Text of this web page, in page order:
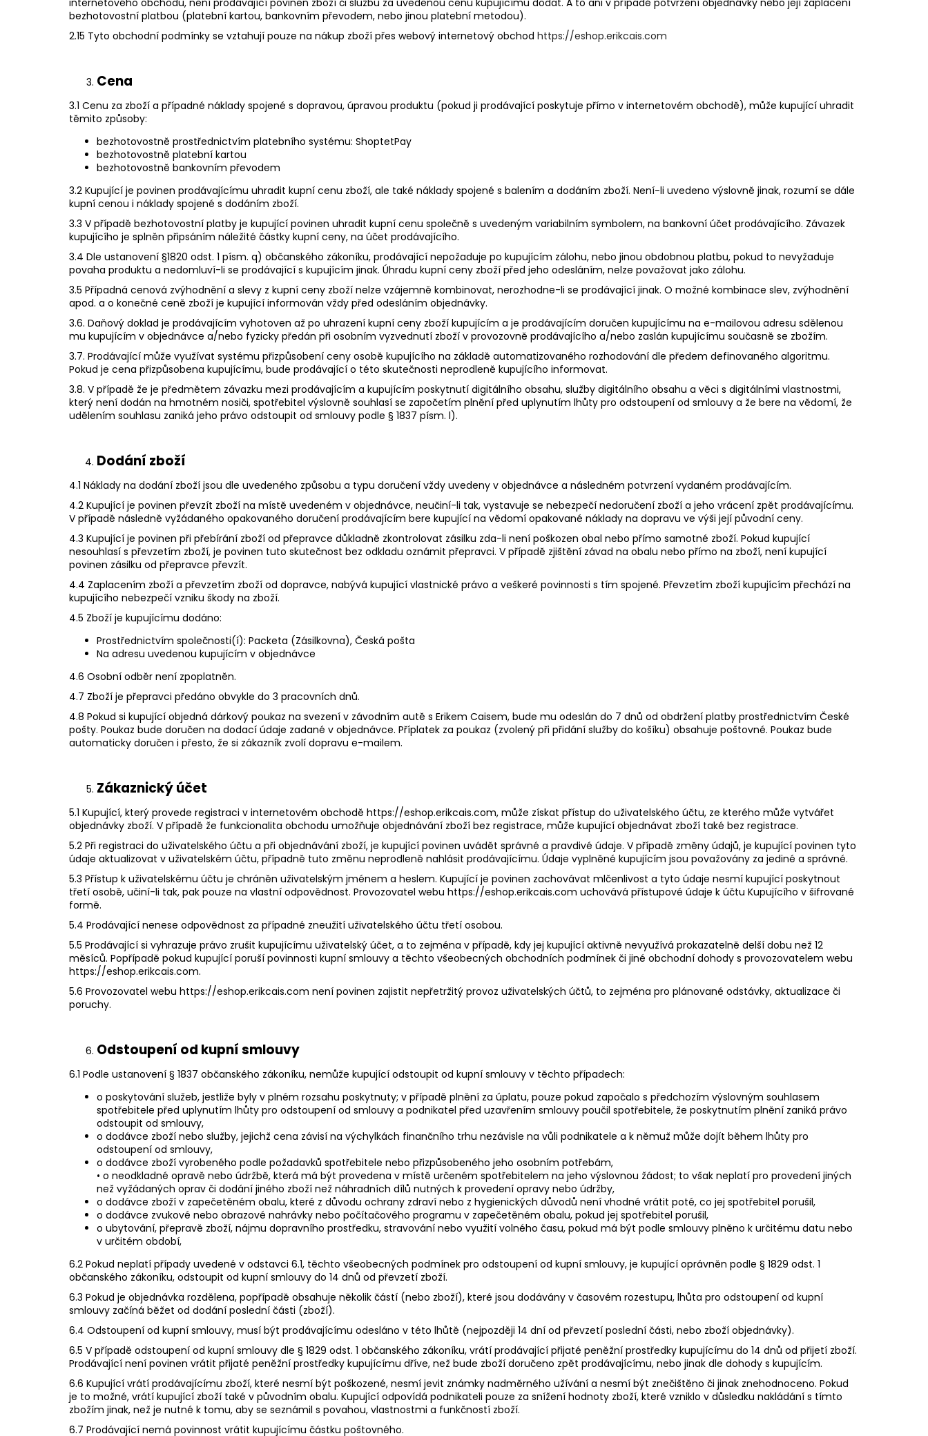
bezhotovostní platbou (platební kartou, bankovním převodem, nebo jinou platební metodou).
2.15 Tyto obchodní podmínky se vztahují pouze na nákup zboží přes webový internetový obchod https://eshop.erikcais.com
Cena
3.1 Cenu za zboží a případné náklady spojené s dopravou, úpravou produktu (pokud ji prodávající poskytuje přímo v internetovém obchodě), může kupující uhradit
těmito způsoby:
bezhotovostně prostřednictvím platebního systému:​ ShoptetPay
bezhotovostně platební kartou
bezhotovostně bankovním převodem
3.2 Kupující je povinen prodávajícímu uhradit kupní cenu zboží, ale také náklady spojené s balením a dodáním zboží. Není-li uvedeno výslovně jinak, rozumí se dále
kupní cenou i náklady spojené s dodáním zboží.
3.3 V případě bezhotovostní platby je kupující povinen uhradit kupní cenu společně s uvedeným variabilním symbolem, na bankovní účet prodávajícího. Závazek
kupujícího je splněn připsáním náležité částky kupní ceny, na účet prodávajícího.
3.4 Dle ustanovení §1820 odst. 1 písm. q) občanského zákoníku, prodávající nepožaduje po kupujícím zálohu, nebo jinou obdobnou platbu, pokud to nevyžaduje
povaha produktu a nedomluví-li se prodávající s kupujícím jinak. Úhradu kupní ceny zboží před jeho odesláním, nelze považovat jako zálohu.
3.5 Případná cenová zvýhodnění a slevy z kupní ceny zboží nelze vzájemně kombinovat, nerozhodne-li se prodávající jinak. O možné kombinace slev, zvýhodnění
apod. a o konečné ceně zboží je kupující informován vždy před odesláním objednávky.
3.6. Daňový doklad je prodávajícím vyhotoven až po uhrazení kupní ceny zboží kupujícím a je prodávajícím doručen kupujícímu na e-mailovou adresu sdělenou
mu kupujícím v objednávce a/nebo fyzicky předán při osobním vyzvednutí zboží v provozovně prodávajícího a/nebo zaslán kupujícímu současně se zbožím.
3.7. Prodávající může využívat systému přizpůsobení ceny osobě kupujícího na základě automatizovaného rozhodování dle předem definovaného algoritmu.
Pokud je cena přizpůsobena kupujícímu, bude prodávající o této skutečnosti neprodleně kupujícího informovat.
3.8. V případě že je předmětem závazku mezi prodávajícím a kupujícím poskytnutí digitálního obsahu, služby digitálního obsahu a věci s digitálními vlastnostmi,
který není dodán na hmotném nosiči, spotřebitel výslovně souhlasí se započetím plnění před uplynutím lhůty pro odstoupení od smlouvy a že bere na vědomí, že
udělením souhlasu zaniká jeho právo odstoupit od smlouvy podle § 1837 písm. l).
Dodání zboží
4.1 Náklady na dodání zboží jsou dle uvedeného způsobu a typu doručení vždy uvedeny v objednávce a následném potvrzení vydaném prodávajícím.
4.2 Kupující je povinen převzít zboží na místě uvedeném v objednávce, neučiní-li tak, vystavuje se nebezpečí nedoručení zboží a jeho vrácení zpět prodávajícímu.
V případě následně vyžádaného opakovaného doručení prodávajícím bere kupující na vědomí opakované náklady na dopravu ve výši její původní ceny.
4.3 Kupující je povinen při přebírání zboží od přepravce důkladně zkontrolovat zásilku zda-li není poškozen obal nebo přímo samotné zboží. Pokud kupující
nesouhlasí s převzetím zboží, je povinen tuto skutečnost bez odkladu oznámit přepravci. V případě zjištění závad na obalu nebo přímo na zboží, není kupující
povinen zásilku od přepravce převzít.
4.4 Zaplacením zboží a převzetím zboží od dopravce, nabývá kupující vlastnické právo a veškeré povinnosti s tím spojené. Převzetím zboží kupujícím přechází na
kupujícího nebezpečí vzniku škody na zboží.
4.5 Zboží je kupujícímu dodáno:
Prostřednictvím společnosti(í):​ Packeta (Zásilkovna), Česká pošta
Na adresu uvedenou kupujícím v objednávce
4.6 ​Osobní odběr není zpoplatněn.
4.7 Zboží je přepravci předáno obvykle do ​3 ​pracovních dnů.
4.8 Pokud si kupující objedná dárkový poukaz na svezení v závodním autě s Erikem Caisem, bude mu odeslán do 7 dnů od obdržení platby prostřednictvím České
pošty. Poukaz bude doručen na dodací údaje zadané v objednávce. Příplatek za poukaz (zvolený při přidání služby do košíku) obsahuje poštovné. Poukaz bude
automaticky doručen i přesto, že si zákazník zvolí dopravu e-mailem.
Zákaznický účet
5.1 Kupující, který provede registraci v internetovém obchodě ​https://eshop.erikcais.com​, může získat přístup do uživatelského účtu, ze kterého může vytvářet
objednávky zboží. V případě že funkcionalita obchodu umožňuje objednávání zboží bez registrace, může kupující objednávat zboží také bez registrace.
5.2 Při registraci do uživatelského účtu a při objednávání zboží, je kupující povinen uvádět správné a pravdivé údaje. V případě změny údajů, je kupující povinen tyto
údaje aktualizovat v uživatelském účtu, případně tuto změnu neprodleně nahlásit prodávajícímu. Údaje vyplněné kupujícím jsou považovány za jediné a správné.
5.3 Přístup k uživatelskému účtu je chráněn uživatelským jménem a heslem. Kupující je povinen zachovávat mlčenlivost a tyto údaje nesmí kupující poskytnout
třetí osobě, učiní-li tak, pak pouze na vlastní odpovědnost. Provozovatel webu https://eshop.erikcais.com​ uchovává přístupové údaje k účtu Kupujícího v šifrované
formě.
5.4 Prodávající nenese odpovědnost za případné zneužití uživatelského účtu třetí osobou.
5.5 Prodávající si vyhrazuje právo zrušit kupujícímu uživatelský účet, a to zejména v případě, kdy jej kupující aktivně nevyužívá prokazatelně delší dobu než 12
měsíců. Popřípadě pokud kupující poruší povinnosti kupní smlouvy a těchto všeobecných obchodních podmínek či jiné obchodní dohody s provozovatelem webu
https://eshop.erikcais.com.
5.6 Provozovatel webu ​https://eshop.erikcais.com​ není povinen zajistit nepřetržitý provoz uživatelských účtů, to zejména pro plánované odstávky, aktualizace či
poruchy.
Odstoupení od kupní smlouvy
6.1 Podle ustanovení § 1837 občanského zákoníku, nemůže kupující odstoupit od kupní smlouvy v těchto případech:
o poskytování služeb, jestliže byly v plném rozsahu poskytnuty; v případě plnění za úplatu, pouze pokud započalo s předchozím výslovným souhlasem
spotřebitele před uplynutím lhůty pro odstoupení od smlouvy a podnikatel před uzavřením smlouvy poučil spotřebitele, že poskytnutím plnění zaniká právo
odstoupit od smlouvy,
o dodávce zboží nebo služby, jejichž cena závisí na výchylkách finančního trhu nezávisle na vůli podnikatele a k němuž může dojít během lhůty pro
odstoupení od smlouvy,
o dodávce zboží vyrobeného podle požadavků spotřebitele nebo přizpůsobeného jeho osobním potřebám,
• o neodkladné opravě nebo údržbě, která má být provedena v místě určeném spotřebitelem na jeho výslovnou žádost; to však neplatí pro provedení jiných
než vyžádaných oprav či dodání jiného zboží než náhradních dílů nutných k provedení opravy nebo údržby,
o dodávce zboží v zapečetěném obalu, které z důvodu ochrany zdraví nebo z hygienických důvodů není vhodné vrátit poté, co jej spotřebitel porušil,
o dodávce zvukové nebo obrazové nahrávky nebo počítačového programu v zapečetěném obalu, pokud jej spotřebitel porušil,
o ubytování, přepravě zboží, nájmu dopravního prostředku, stravování nebo využití volného času, pokud má být podle smlouvy plněno k určitému datu nebo
v určitém období,
6.2 Pokud neplatí případy uvedené v odstavci 6.1, těchto všeobecných podmínek pro odstoupení od kupní smlouvy, je kupující oprávněn podle § 1829 odst. 1
občanského zákoníku, odstoupit od kupní smlouvy do 14 dnů od převzetí zboží.
6.3 Pokud je objednávka rozdělena, popřípadě obsahuje několik částí (nebo zboží), které jsou dodávány v časovém rozestupu, lhůta pro odstoupení od kupní
smlouvy začíná běžet od dodání poslední části (zboží).
6.4 Odstoupení od kupní smlouvy, musí být prodávajícímu odesláno v této lhůtě (nejpozději 14 dní od převzetí poslední části, nebo zboží objednávky).
6.5 V případě odstoupení od kupní smlouvy dle § 1829 odst. 1 občanského zákoníku, vrátí prodávající přijaté peněžní prostředky kupujícímu do ​14 dnů ​od přijetí zboží.
Prodávající není povinen vrátit přijaté peněžní prostředky kupujícímu dříve, než bude zboží doručeno zpět prodávajícímu, nebo jinak dle dohody s kupujícím.
6.6 Kupující vrátí prodávajícímu zboží, které nesmí být poškozené, nesmí jevit známky nadměrného užívání a nesmí být znečištěno či jinak znehodnoceno. Pokud
je to možné, vrátí kupující zboží také v původním obalu. Kupující odpovídá podnikateli pouze za snížení hodnoty zboží, které vzniklo v důsledku nakládání s tímto
zbožím jinak, než je nutné k tomu, aby se seznámil s povahou, vlastnostmi a funkčností zboží.
6.7 Prodávající nemá povinnost vrátit kupujícímu částku poštovného.